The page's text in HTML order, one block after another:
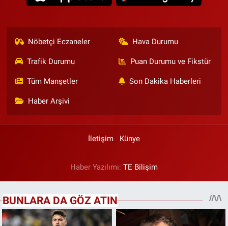
Nöbetçi Eczaneler Hava Durumu
Trafik Durumu Puan Durumu ve Fikstür
Tüm Manşetler Son Dakika Haberleri
Haber Arşivi
İletişim Künye
Haber Yazılımı: TE Bilişim